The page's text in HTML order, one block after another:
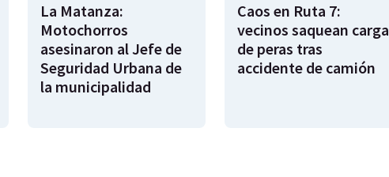
La Matanza:
Motochorros
asesinaron al Jefe de
Seguridad Urbana de
la municipalidad
Caos en Ruta 7:
vecinos saquean carga
de peras tras
accidente de camión